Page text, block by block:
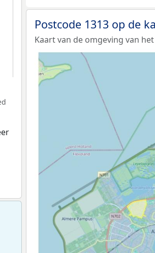
Postcode 1313 op de
Kaart van de omgeving van